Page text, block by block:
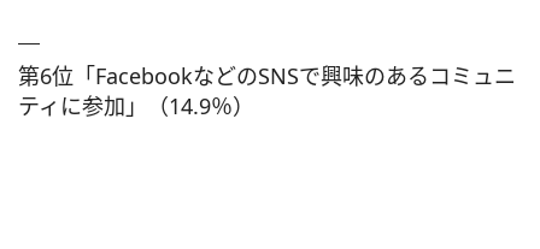
第6位「FacebookなどのSNSで興味のあるコミュニ
ティに参加」（14.9％）